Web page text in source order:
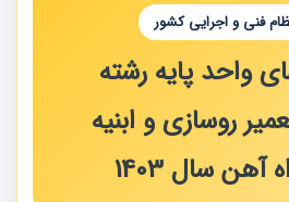
فنی و اجرایی کشور
واحد پایه رشته
روسازی و ابنیه
سال 1403